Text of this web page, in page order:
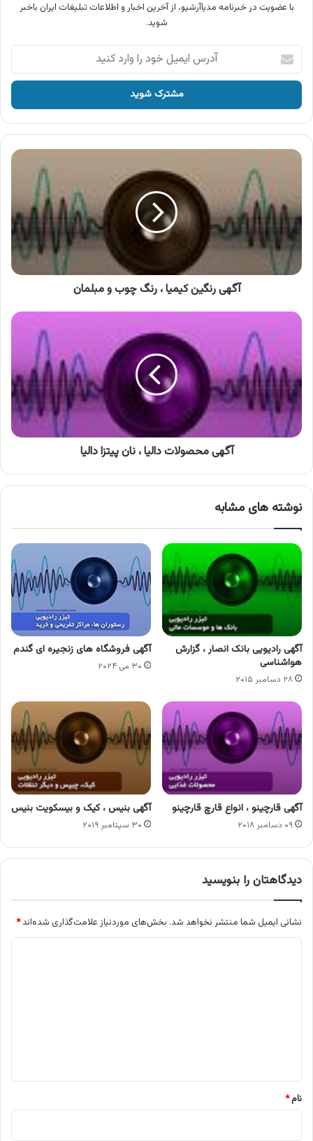
با عضویت در خبرنامه مدیاآرشیو، از آخرین اخبار و اطلاعات تبلیغات ایران باخبر
شوید.
آدرس
ایمیل
خود
وارد
کنید
آگهی
رنگ
چوب
مبلمان
آگهی رنگین کیمیا ، رنگ چوب و مبلمان
آگهی
محصولات
،
نان
پیتزا
دالیا
آگهی محصولات دالیا ، نان پیتزا دالیا
نوشته های مشابه
آگهی رادیویی بانک انصار ، گزارش
هواشناسی
۲۸ دسامبر ۲۰۱۵
آگهی فروشگاه های زنجیره ای گندم
۳۰ می ۲۰۲۴
آگهی قارچینو ، انواع قارچ قارچینو
۰۹ دسامبر ۲۰۱۸
آگهی بنیس ، کیک و بیسکویت بنیس
۳۰ سپتامبر ۲۰۱۹
دیدگاهتان را بنویسید
نشانی ایمیل شما منتشر نخواهد شد. بخش‌های موردنیاز علامت‌گذاری شده‌اند*
نام*